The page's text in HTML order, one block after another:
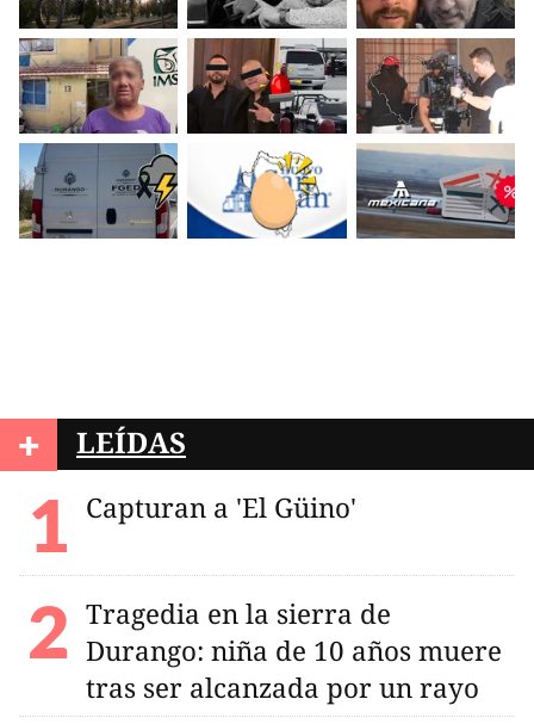
+ LEÍDAS
Capturan a 'El Güino'
Tragedia en la sierra de
Durango: niña de 10 años muere
tras ser alcanzada por un rayo